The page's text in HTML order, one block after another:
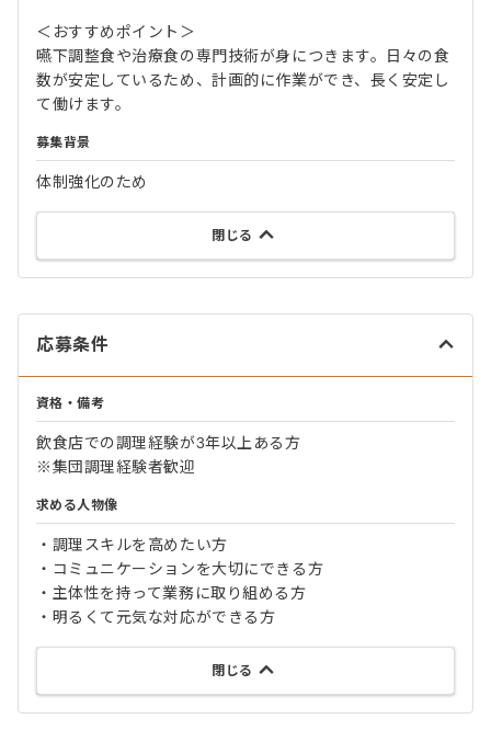
＜おすすめポイント＞
嚥下調整食や治療食の専門技術が身につきます。日々の食
数が安定しているため、計画的に作業ができ、長く安定し
て働けます。
募集背景
体制強化のため
閉じる
応募条件
資格・備考
飲食店での調理経験が3年以上ある方
※集団調理経験者歓迎
求める人物像
・調理スキルを高めたい方
・コミュニケーションを大切にできる方
・主体性を持って業務に取り組める方
・明るくて元気な対応ができる方
閉じる